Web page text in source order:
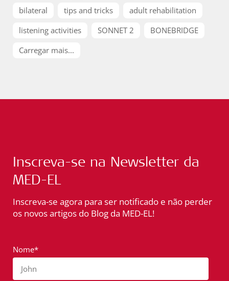
bilateral
tips and tricks
adult rehabilitation
listening activities
SONNET 2
BONEBRIDGE
Carregar mais...
Inscreva-se na Newsletter da
MED-EL
Inscreva-se agora para ser notificado e não perder
os novos artigos do Blog da MED-EL!
Nome*
John